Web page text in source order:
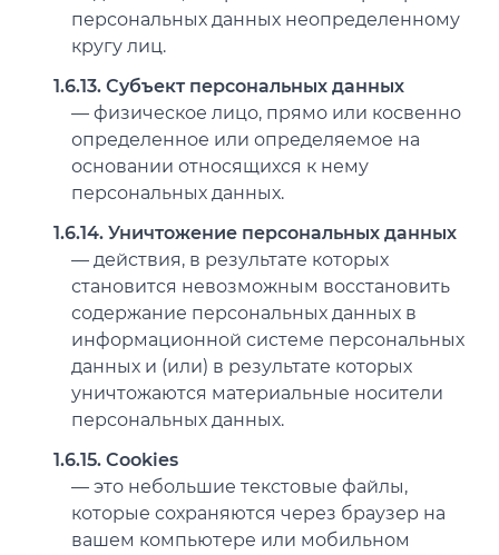
персональных данных неопределенному
кругу лиц.
1.6.13. Субъект персональных данных
— физическое лицо, прямо или косвенно
определенное или определяемое на
основании относящихся к нему
персональных данных.
1.6.14. Уничтожение персональных данных
— действия, в результате которых
становится невозможным восстановить
содержание персональных данных в
информационной системе персональных
данных и (или) в результате которых
уничтожаются материальные носители
персональных данных.
1.6.15. Cookies
— это небольшие текстовые файлы,
которые сохраняются через браузер на
вашем компьютере или мобильном